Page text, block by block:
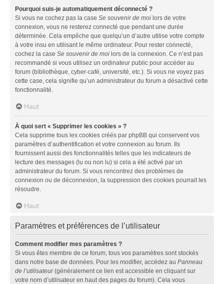
Pourquoi suis-je automatiquement déconnecté ?
Si vous ne cochez pas la case Se souvenir de moi lors de votre
connexion, vous ne resterez connecté que pendant une durée
déterminée. Cela empêche que quelqu’un d’autre utilise votre compte
à votre insu en utilisant le même ordinateur. Pour rester connecté,
cochez la case Se souvenir de moi lors de la connexion. Ce n’est pas
recommandé si vous utilisez un ordinateur public pour accéder au
forum (bibliothèque, cyber-café, université, etc.). Si vous ne voyez pas
cette case, cela signifie qu’un administrateur du forum a désactivé cette
fonctionnalité.
Haut
À quoi sert « Supprimer les cookies » ?
Cela supprime tous les cookies créés par phpBB qui conservent vos
paramètres d’authentification et votre connexion au forum. Ils
fournissent aussi des fonctionnalités telles que les indicateurs de
lecture des messages (lu ou non lu) si cela a été activé par un
administrateur du forum. Si vous rencontrez des problèmes de
connexion ou de déconnexion, la suppression des cookies pourrait les
résoudre.
Haut
Paramètres et préférences de l’utilisateur
Comment modifier mes paramètres ?
Si vous êtes membre de ce forum, tous vos paramètres sont stockés
dans notre base de données. Pour les modifier, accédez au Panneau
de l’utilisateur(généralement ce lien est accessible en cliquant sur
votre nom d’utilisateur en haut des pages du forum). Cela vous